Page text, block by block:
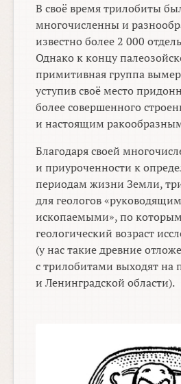
В своё время трилобиты
многочисленны и
известно более 2 000
Однако к концу
примитивная группа
уступив своё место
более совершенного
и настоящим
Благодаря своей
и приуроченности к
периодам жизни Земли,
для геологов
ископаемыми», по которым
геологический возраст
(у нас такие древние
с трилобитами выходят на
и Ленинградской области).